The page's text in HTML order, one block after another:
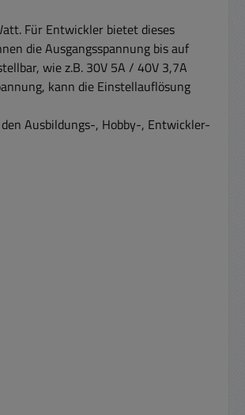
Für Entwickler bietet dieses
die Ausgangsspannung bis auf
wie z.B. 30V 5A / 40V 3,7A
kann die Einstellauflösung
Ausbildungs-, Hobby-, Entwickler-